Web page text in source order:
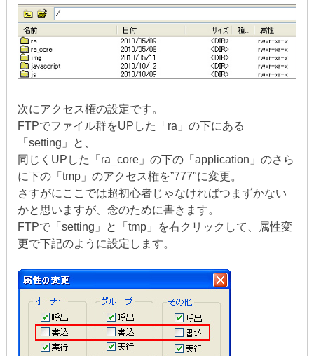
次にアクセス権の設定です。
FTPでファイル群をUPした「ra」の下にある
「setting」と、
同じくUPした「ra_core」の下の「application」のさら
に下の「tmp」のアクセス権を”777″に変更。
さすがにここでは超初心者じゃなければつまずかない
かと思いますが、念のために書きます。
FTPで「setting」と「tmp」を右クリックして、属性変
更で下記のように設定します。